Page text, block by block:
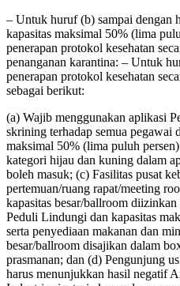
– Untuk huruf (b) sampai dengan
kapasitas maksimal 50% (lima
penerapan protokol kesehatan
penanganan karantina: – Untuk
penerapan protokol kesehatan
sebagai berikut:
(a) Wajib menggunakan aplikasi
skrining terhadap semua pegawai
maksimal 50% (lima puluh
kategori hijau dan kuning dalam
boleh masuk; (c) Fasilitas pusat
pertemuan/ruang rapat/meeting
kapasitas besar/ballroom
Peduli Lindungi dan kapasitas
serta penyediaan makanan dan
besar/ballroom disajikan dalam
prasmanan; dan (d) Pengunjung
harus menunjukkan hasil negatif